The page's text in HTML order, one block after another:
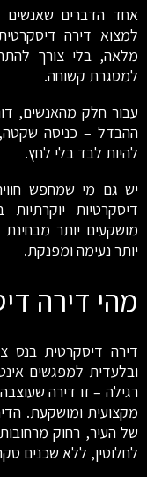
אחד הדברים שאנשים
למצוא דירה
מלאה, בלי צורך
למסגרת קשוחה.
עבור חלק מהאנשים,
ההבדל – כניסה
להיות לבד בלי לחץ.
יש גם מי שמחפש
דיסקרטיות
מושקעים יותר מבחינת
יותר נעימה ומפנקת.
מהי דירה
דירה דיסקרטית בנס
ובלעדית למפגשים
רגילה – זו דירה
מקצועית ומושקעת.
של העיר, רחוק
לחלוטין, ללא שכנים